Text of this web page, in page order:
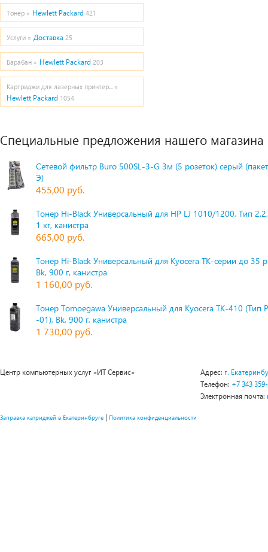
Тонер » Hewlett Packard 421
Услуги » Доставка 25
Барабан » Hewlett Packard 203
Картриджи для лазерных принтер... »
Hewlett Packard 1054
Специальные предложения нашего магазина
Сетевой фильтр Buro 500SL-3-G 3м (5 розеток) серый
Э)
455,00 руб.
Тонер Hi-Black Универсальный для HP LJ 1010/1200, Тип
1 кг, канистра
665,00 руб.
Тонер Hi-Black Универсальный для Kyocera TK-серии до 35
Bk, 900 г, канистра
1 160,00 руб.
Тонер Tomoegawa Универсальный для Kyocera TK-410 (Тип
-01), Bk, 900 г, канистра
1 730,00 руб.
Центр компьютерных услуг «ИТ Сервис» Адрес: г.
Телефон: +7 343
Электронная почта:
Заправка катриджей в Екатеринбруге | Политика конфиденциальности